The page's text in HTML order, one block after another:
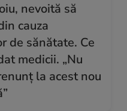
nevoită să
cauza
de sănătate. Ce
medicii. „Nu
la acest nou